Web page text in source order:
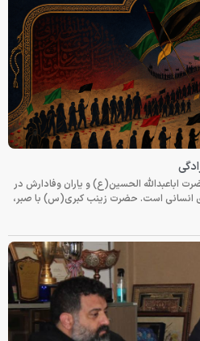
اباعبدالله الحسین(ع) و یاران وفادارش در
انسانی است. حضرت زینب کبری(س) با صبر،